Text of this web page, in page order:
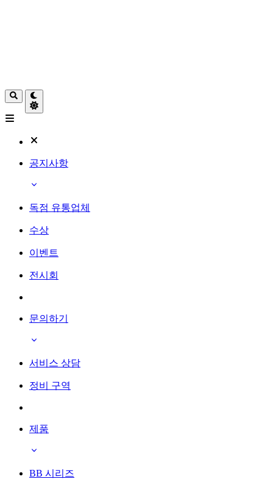
공지사항
독점 유통업체
수상
이벤트
전시회
문의하기
서비스 상담
정비 구역
제품
BB 시리즈